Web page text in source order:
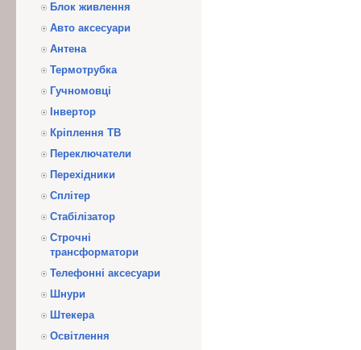
Блок живлення
Авто аксесуари
Антена
Термотрубка
Гучномовці
Інвертор
Кріплення ТВ
Переключатели
Перехідники
Сплітер
Стабілізатор
Строчні
трансформатори
Телефонні аксесуари
Шнури
Штекера
Освітлення